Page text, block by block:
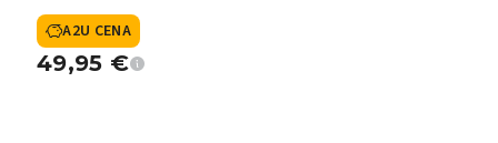
A2U CENA
49,95 €